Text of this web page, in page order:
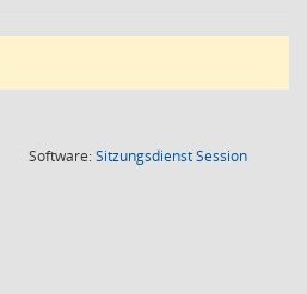
Software:SitzungsdienstSession(Wird in